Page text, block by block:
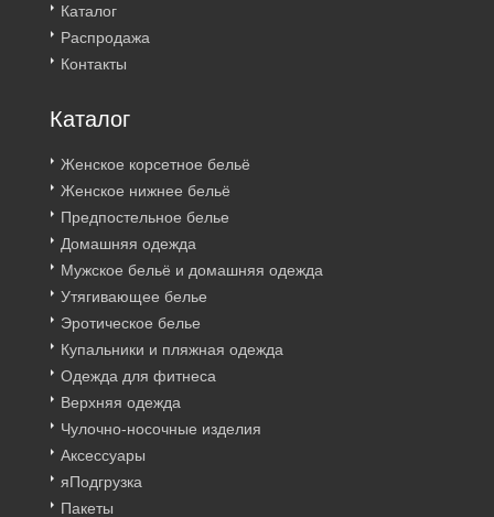
Каталог
Распродажа
Контакты
Каталог
Женское корсетное бельё
Женское нижнее бельё
Предпостельное белье
Домашняя одежда
Мужское бельё и домашняя одежда
Утягивающее белье
Эротическое белье
Купальники и пляжная одежда
Одежда для фитнеса
Верхняя одежда
Чулочно-носочные изделия
Аксессуары
яПодгрузка
Пакеты